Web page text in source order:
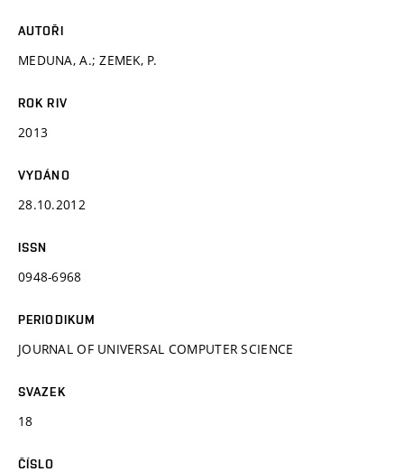
AUTOŘI
MEDUNA, A.; ZEMEK, P.
ROK RIV
2013
VYDÁNO
28.10.2012
ISSN
0948-6968
PERIODIKUM
JOURNAL OF UNIVERSAL COMPUTER SCIENCE
SVAZEK
18
ČÍSLO